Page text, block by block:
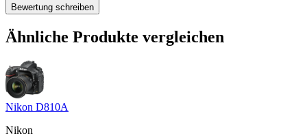
Bewertung schreiben
Ähnliche Produkte vergleichen
Nikon D810A
Nikon